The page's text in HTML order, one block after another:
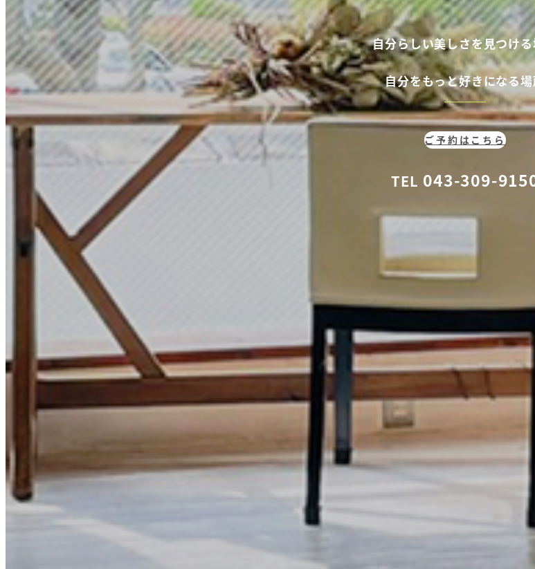
自分らしい美しさを見つけ
自分をもっと好きになる
ご予約はこちら
TEL 043-309-